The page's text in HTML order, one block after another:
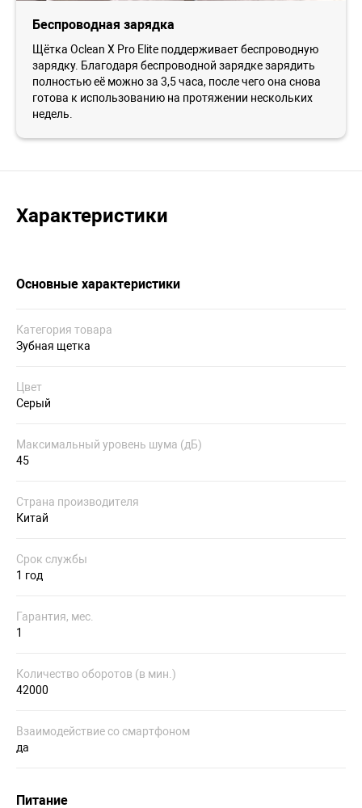
Беспроводная зарядка
Щётка Oclean X Pro Elite поддерживает беспроводную
зарядку. Благодаря беспроводной зарядке зарядить
полностью её можно за 3,5 часа, после чего она снова
готова к использованию на протяжении нескольких
недель.
Характеристики
Основные характеристики
Категория товара
Зубная щетка
Цвет
Серый
Максимальный уровень шума (дБ)
45
Страна производителя
Китай
Срок службы
1 год
Гарантия, мес.
1
Количество оборотов (в мин.)
42000
Взаимодействие со смартфоном
да
Питание